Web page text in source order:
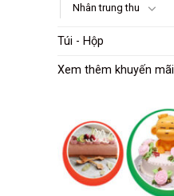
Nhân trung thu
Túi - Hộp
Xem thêm khuyến mãi